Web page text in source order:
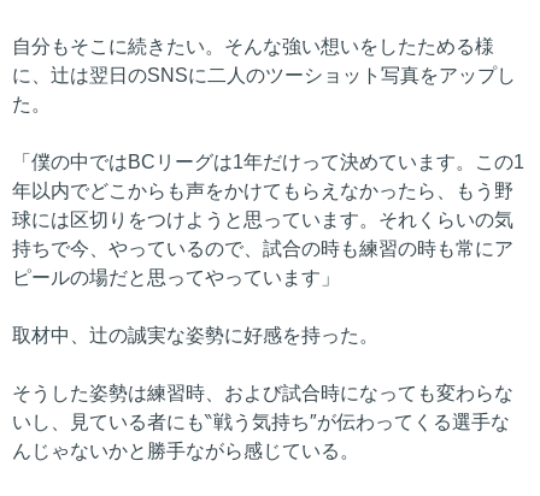
自分もそこに続きたい。そんな強い想いをしたためる様
に、辻は翌日のSNSに二人のツーショット写真をアップし
た。
「僕の中ではBCリーグは1年だけって決めています。この1
年以内でどこからも声をかけてもらえなかったら、もう野
球には区切りをつけようと思っています。それくらいの気
持ちで今、やっているので、試合の時も練習の時も常にア
ピールの場だと思ってやっています」
取材中、辻の誠実な姿勢に好感を持った。
そうした姿勢は練習時、および試合時になっても変わらな
いし、見ている者にも‶戦う気持ち″が伝わってくる選手な
んじゃないかと勝手ながら感じている。